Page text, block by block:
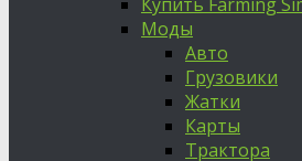
Моды
Авто
Грузовики
Жатки
Карты
Трактора